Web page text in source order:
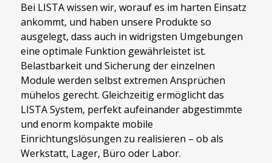
Bei LISTA wissen wir, worauf es im harten Einsatz
ankommt, und haben unsere Produkte so
ausgelegt, dass auch in widrigsten Umgebungen
eine optimale Funktion gewährleistet ist.
Belastbarkeit und Sicherung der einzelnen
Module werden selbst extremen Ansprüchen
mühelos gerecht. Gleichzeitig ermöglicht das
LISTA System, perfekt aufeinander abgestimmte
und enorm kompakte mobile
Einrichtungslösungen zu realisieren – ob als
Werkstatt, Lager, Büro oder Labor.